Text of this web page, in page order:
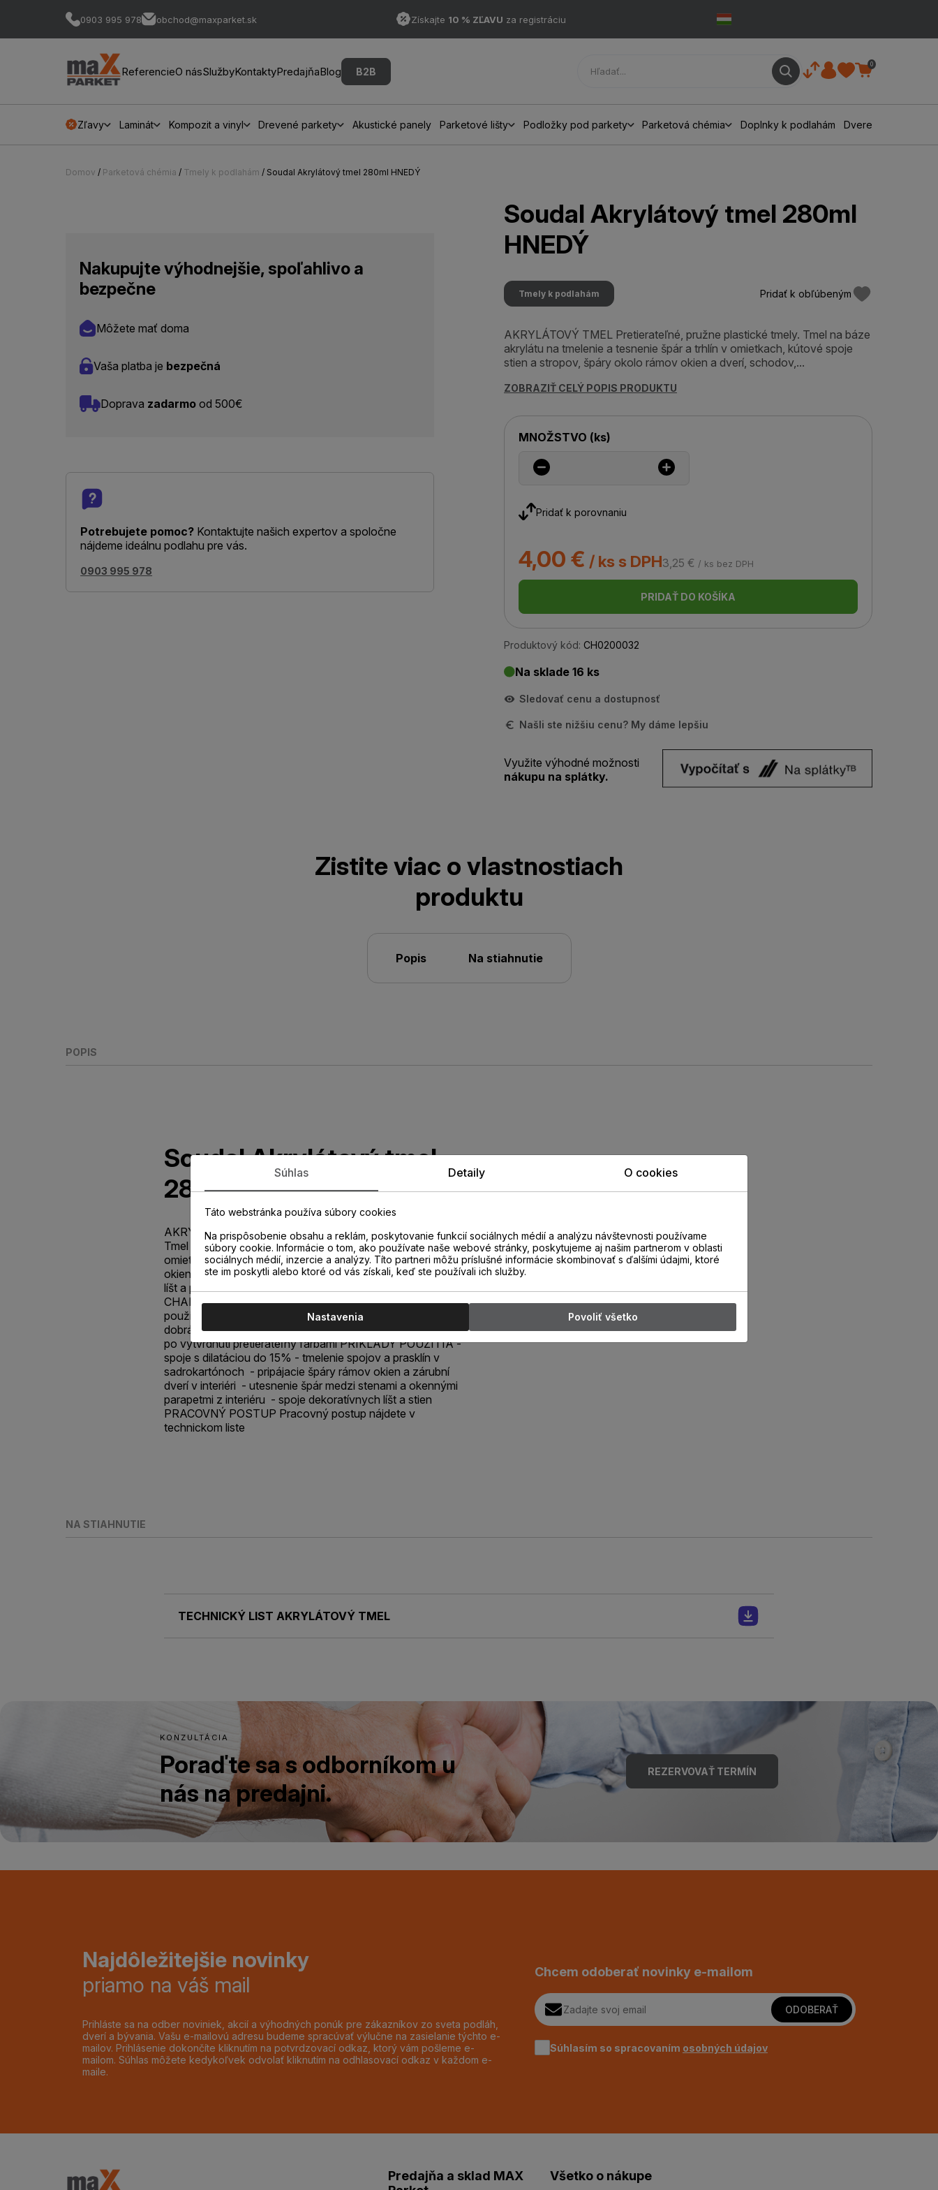
0903 995 978 obchod@maxparket.sk Získajte 10 % ZĽAVU za registráciu
ReferencieO násSlužbyKontaktyPredajňaBlog B2B
0
Zľavy Laminát Kompozit a vinyl Drevené parkety Akustické panely Parketové lišty Podložky pod parkety Parketová chémia Doplnky k podlahám Dvere
Domov / Parketová chémia / Tmely k podlahám / Soudal Akrylátový tmel 280ml HNEDÝ
Nakupujte výhodnejšie, spoľahlivo a
bezpečne
Môžete mať doma
Vaša platba je bezpečná
Doprava zadarmo od 500€
Potrebujete pomoc? Kontaktujte našich expertov a spoločne
nájdeme ideálnu podlahu pre vás.
0903 995 978
Soudal Akrylátový tmel 280ml
HNEDÝ
Tmely k podlahám Pridať k obľúbeným
AKRYLÁTOVÝ TMEL Pretierateľné, pružne plastické tmely. Tmel na báze
akrylátu na tmelenie a tesnenie špár a trhlín v omietkach, kútové spoje
stien a stropov, špáry okolo rámov okien a dverí, schodov,...
ZOBRAZIŤ CELÝ POPIS PRODUKTU
MNOŽSTVO (ks)
Pridať k porovnaniu
4,00 € / ks s DPH3,25 € / ks bez DPH
PRIDAŤ DO KOŠÍKA
Produktový kód: CH0200032
Na sklade 16 ks
Sledovať cenu a dostupnosť
Našli ste nižšiu cenu? My dáme lepšiu
Využite výhodné možnosti
nákupu na splátky.
Zistite viac o vlastnostiach
produktu
Popis Na stiahnutie
POPIS
Soudal Akrylátový tmel
280ml HNEDÝ
AKRYLÁTOVÝ TMEL Pretierateľné, pružne plastické tmely.
Tmel na báze akrylátu na tmelenie a tesnenie špár a trhlín v
omietkach, kútové spoje stien a stropov, špáry okolo rámov
okien a dverí, schodov, podlahových a iných dekoratívnych
líšt a pod. Po vyzretí je pretierateľný bežnými farbami.
CHARAKTERISTIKA PRODUKTU - veľmi jednoducho
použiteľný - farebne stály, po vytvrdnutí vodeodolný - veľmi
dobrá priľnavosť k poréznym aj neporéznym materiálom -
po vytvrdnutí pretierateľný farbami PRÍKLADY POUŽITIA -
spoje s dilatáciou do 15% - tmelenie spojov a prasklín v
sadrokartónoch - pripájacie špáry rámov okien a zárubní
dverí v interiéri - utesnenie špár medzi stenami a okennými
parapetmi z interiéru - spoje dekoratívnych líšt a stien
PRACOVNÝ POSTUP Pracovný postup nájdete v
technickom liste
NA STIAHNUTIE
TECHNICKÝ LIST AKRYLÁTOVÝ TMEL
KONZULTÁCIA
Poraďte sa s odborníkom u
nás na predajni.
REZERVOVAŤ TERMÍN
Najdôležitejšie novinky
priamo na váš mail
Prihláste sa na odber noviniek, akcií a výhodných ponúk pre zákazníkov zo sveta podláh,
dverí a bývania. Vašu e-mailovú adresu budeme spracúvať výlučne na zasielanie týchto e-
mailov. Prihlásenie dokončíte kliknutím na potvrdzovací odkaz, ktorý vám pošleme e-
mailom. Súhlas môžete kedykoľvek odvolať kliknutím na odhlasovací odkaz v každom e-
maile.
Chcem odoberať novinky e-mailom
ODOBERAŤ
Súhlasím so spracovaním osobných údajov
Predajňa a sklad MAX
Všetko o nákupe
Súhlas Detaily O cookies
Táto webstránka používa súbory cookies
Na prispôsobenie obsahu a reklám, poskytovanie funkcií sociálnych médií a analýzu návštevnosti používame
súbory cookie. Informácie o tom, ako používate naše webové stránky, poskytujeme aj našim partnerom v oblasti
sociálnych médií, inzercie a analýzy. Títo partneri môžu príslušné informácie skombinovať s ďalšími údajmi, ktoré
ste im poskytli alebo ktoré od vás získali, keď ste používali ich služby.
Nastavenia Povoliť všetko